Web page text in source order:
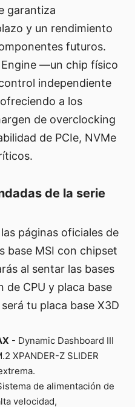
garantiza
y un rendimiento
futuros.
Engine —un chip físico
independiente
a los
de overclocking
de PCIe, NVMe
de la serie
páginas oficiales de
base MSI con chipset
al sentar las bases
de CPU y placa base
tu placa base X3D
- Dynamic Dashboard III
XPANDER-Z SLIDER
de alimentación de
velocidad,